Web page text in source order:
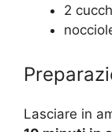
2
Lasciare in